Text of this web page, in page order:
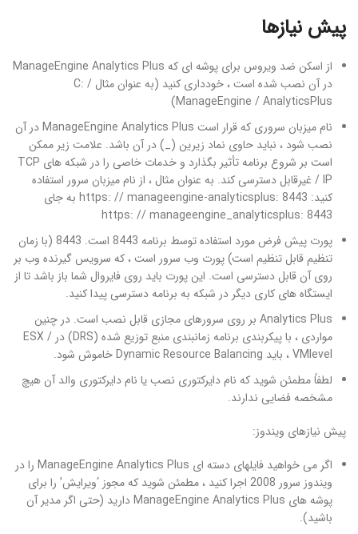
پیش نیازها
از اسکن ضد ویروس برای پوشه ای که ManageEngine Analytics Plus
در آن نصب شده است ، خودداری کنید (به عنوان مثال C: /
ManageEngine / AnalyticsPlus)
نام میزبان سروری که قرار است ManageEngine Analytics Plus در آن
نصب شود ، نباید حاوی نماد زیرین (_) در آن باشد. علامت زیر ممکن
است بر شروع برنامه تأثیر بگذارد و خدمات خاصی را در شبکه های TCP
/ IP غیرقابل دسترسی کند. به عنوان مثال ، از نام میزبان سرور استفاده
کنید: https: // manageengine-analyticsplus: 8443 به جای
https: // manageengine_analyticsplus: 8443
پورت پیش فرض مورد استفاده توسط برنامه 8443 است. 8443 (با زمان
تنظیم قابل تنظیم است) پورت وب سرور است ، که سرویس گیرنده وب بر
روی آن قابل دسترسی است. این پورت باید روی فایروال شما باز باشد تا از
ایستگاه های کاری دیگر در شبکه به برنامه دسترسی پیدا کنید.
Analytics Plus بر روی سرورهای مجازی قابل نصب است. در چنین
مواردی ، با پیکربندی برنامه زمانبندی منبع توزیع شده (DRS) در ESX /
VMlevel ، باید Dynamic Resource Balancing خاموش شود.
لطفاً مطمئن شوید که نام دایرکتوری نصب یا نام دایرکتوری والد آن هیچ
مشخصه فضایی ندارند.
پیش نیازهای ویندوز:
اگر می خواهید فایلهای دسته ای ManageEngine Analytics Plus را در
ویندوز سرور 2008 اجرا کنید ، مطمئن شوید که مجوز ‘ویرایش’ را برای
پوشه های ManageEngine Analytics Plus دارید (حتی اگر مدیر آن
باشید).